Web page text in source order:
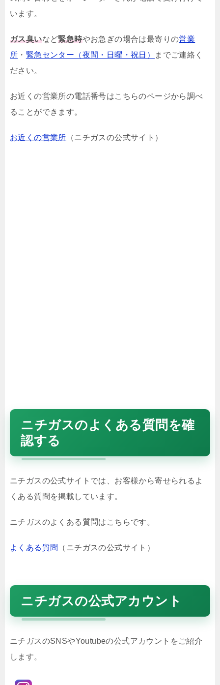
います。
ガス臭いなど緊急時やお急ぎの場合は最寄りの営業
所 ・ 緊急センター（夜間・日曜・祝日）
までご連絡く
ださい。
お近くの営業所の電話番号はこちらのページから調べ
ることができます。
お近くの営業所 （ニチガスの公式サイト）
ニチガスのよくある質問を確
認する
ニチガスの公式サイトでは、お客様から寄せられるよ
くある質問を掲載しています。
ニチガスのよくある質問はこちらです。
よくある質問 （ニチガスの公式サイト）
ニチガスの公式アカウント
ニチガスのSNSやYoutubeの公式アカウントをご紹介
します。